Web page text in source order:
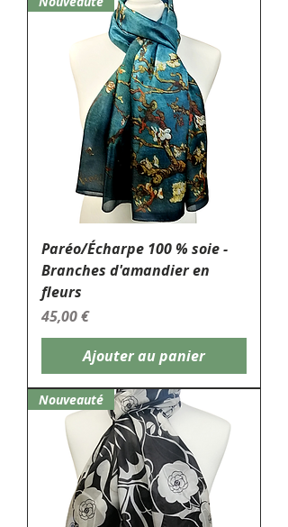
Paréo/Écharpe 100 % soie -
Branches d'amandier en
fleurs
Prix
45,00 €
Ajouter au panier
Nouveauté